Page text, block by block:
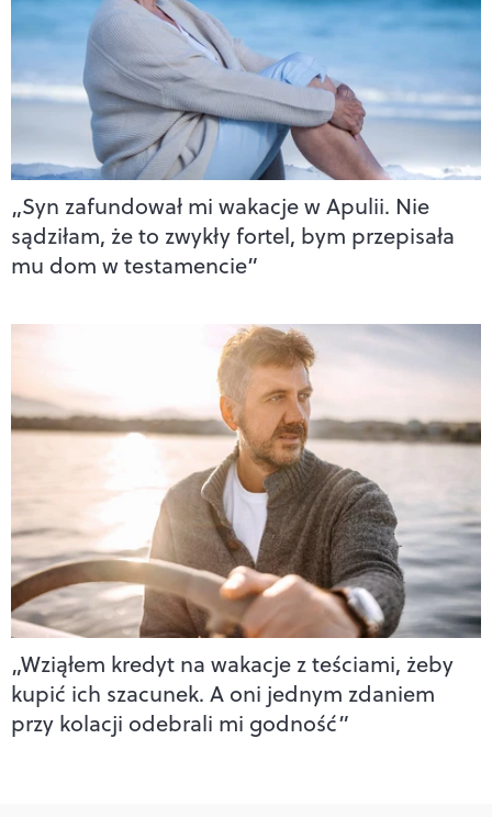
„Syn zafundował mi wakacje w Apulii. Nie
sądziłam, że to zwykły fortel, bym przepisała
mu dom w testamencie”
„Wziąłem kredyt na wakacje z teściami, żeby
kupić ich szacunek. A oni jednym zdaniem
przy kolacji odebrali mi godność”